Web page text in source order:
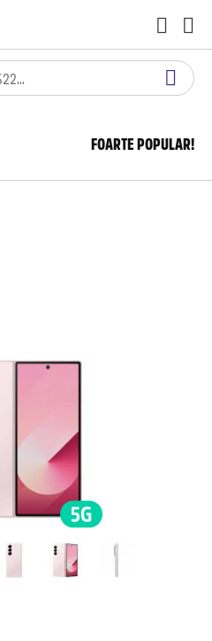
FOARTE POPULAR!